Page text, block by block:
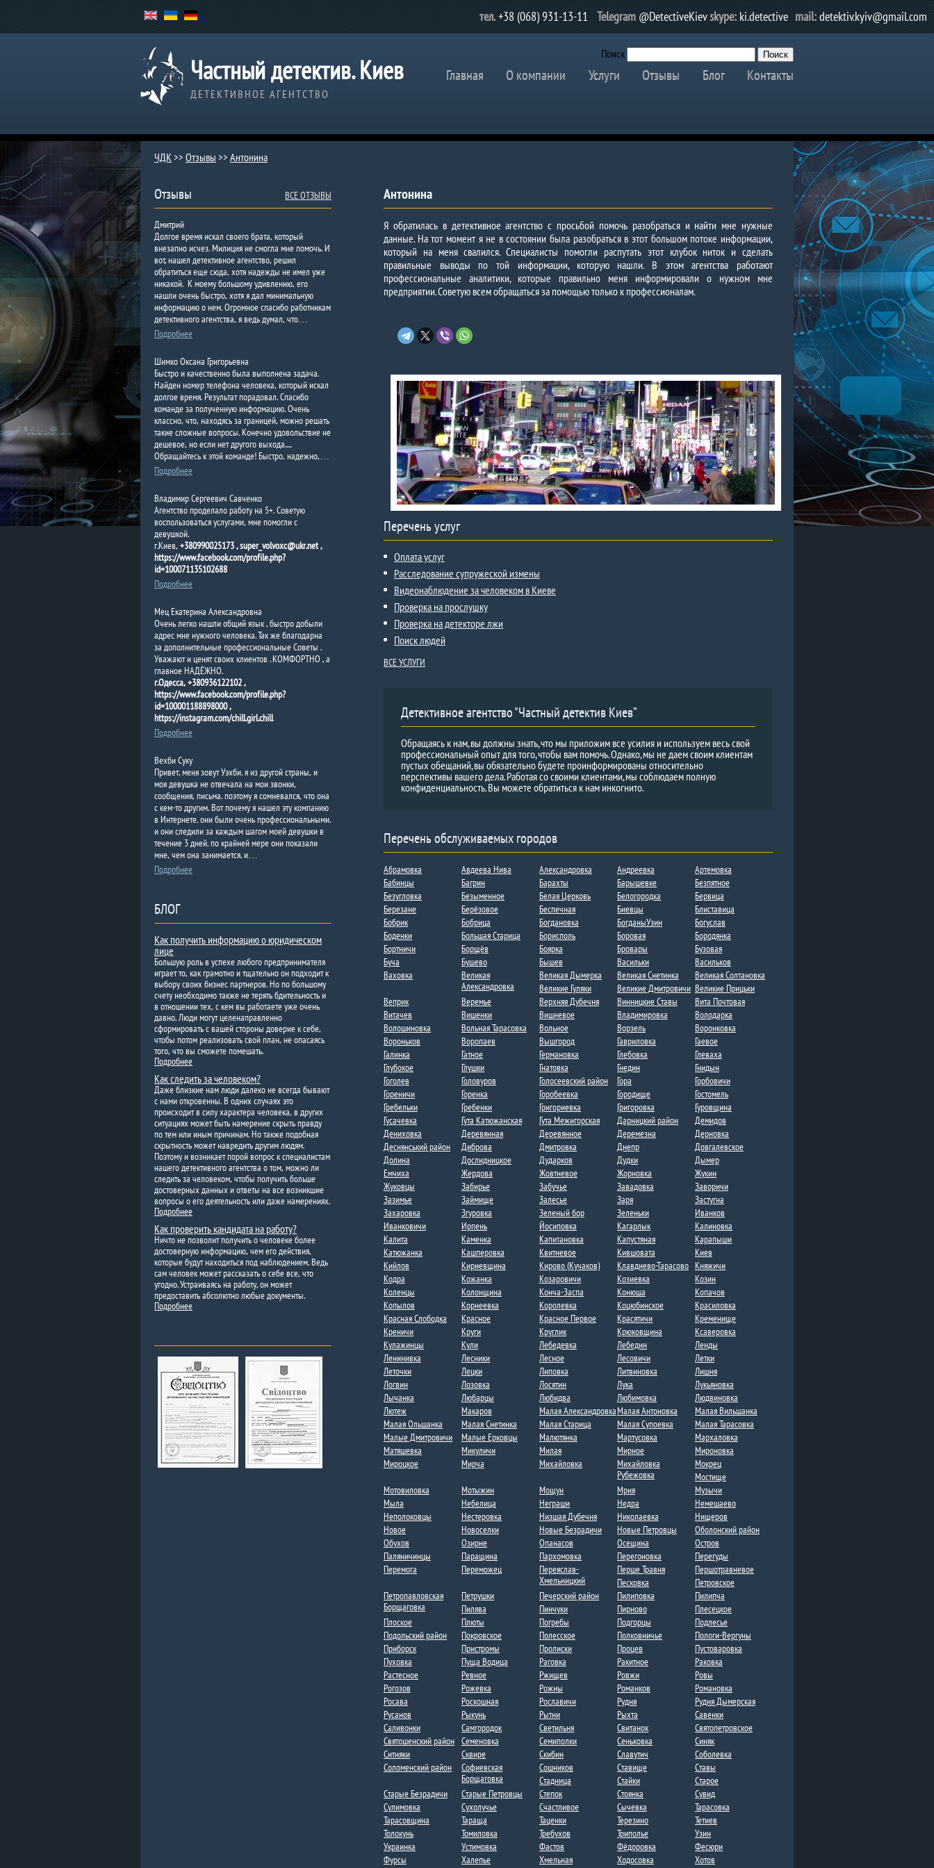
тел.+38 (068) 931-13-11 Telegram@DetectiveKievskype:ki.detective mail:detektiv.kyiv@gmail.com
Частный детектив. Киев
ДЕТЕКТИВНОЕ АГЕНТСТВО
Поиск
Главная О компании Услуги Отзывы Блог Контакты
ЧДК>> Отзывы >> Антонина
Антонина
Я обратилась в детективное агентство с просьбой помочь разобраться и найти мне нужные
данные. На тот момент я не в состоянии была разобраться в этот большом потоке информации,
который на меня свалился. Специалисты помогли распутать этот клубок ниток и сделать
правильные выводы по той информации, которую нашли. В этом агентства работают
профессиональные аналитики, которые правильно меня информировали о нужном мне
предприятии. Советую всем обращаться за помощью только к профессионалам.
Перечень услуг
Оплата услуг
Расследование супружеской измены
Видеонаблюдение за человеком в Киеве
Проверка на прослушку
Проверка на детекторе лжи
Поиск людей
ВСЕ УСЛУГИ
Детективное агентство "Частный детектив Киев”
Обращаясь к нам, вы должны знать, что мы приложим все усилия и используем весь свой
профессиональный опыт для того, чтобы вам помочь. Однако, мы не даем своим клиентам
пустых обещаний, вы обязательно будете проинформированы относительно
перспективы вашего дела. Работая со своими клиентами, мы соблюдаем полную
конфиденциальность. Вы можете обратиться к нам инкогнито.
Перечень обслуживаемых городов
Абрамовка Авдеева Нива Александровка Андреевка
Артемовка
Бабинцы
Багрин Барахты Барышевке
Безпятное
Безугловка
Безыменное Белая Церковь Белогородка
Бервица
Березане
Берёзовое Беспечная Биевцы
Блиставица
Бобрик
Бобрица​​ Богдановка БогданыУзин
Богуслав
Боденки​
Большая Старица Борисполь Боровая
Бородянка
Бортничи
Борщёв Боярка Бровары
Бузовая
Буча
Бушево Бышев Васильки
Васильков
Ваховка​​
Великая
Александровка​
Великая Дымерка Великая Снетинка
Великая Солтановка
Великие Гуляки
Великие Дмитровичи​ Великие Прицьки
Веприк
Веремье Верхняя Дубечня​ Винницкие Ставы
Вита Почтовая
Витачев
Вишенки Вишневое Владимировка​
Володарка
Волошиновка
Вольная Тарасовка Вольное Ворзель
Воронковка​
Вороньков​
Воропаев​ Вышгород Гавриловка
Гаевое
Галинка
Гатное Германовка Глебовка​
Глеваха
Глубокое
Глушки Гнатовка Гнедин
Гнидын
Гоголев
Головуров Голосеевский район Гора
Горбовичи
Гореничи
Горенка Горобеевка Городище
Гостомель
Гребельки
Гребенки Григориевка Григоровка
Гуровщина
Гусачевка
Гута Катюжанская Гута Межигорская​ Дарницкий район
Демидов
Дениховка
Деревянная Деревянное Деремезна​​
Дерновка
Деснянський район
Диброва Дмитровка​ Днепр
Довгалевское
Долина
Дослидницкое Дударков Дудки
Дыме​р
Емчиха
Жердова Жовтневое Жорновка​
Жукин
Жуковцы
Забирье Забучье Завадовка
Заворичи
Зазимье​
Займище Залесье Заря
Застугна​
Захаровка
Згуровка Зеленый бор Зеленьки
Иванков
Иванковичи
Ирпень Йосиповка Кагарлык
Калиновка
Калита
Каменка Капитановка Капустяная
Карапыши
Катюжанка
Кашперовка Квитневое​ Кившовата
Киев
Кийлов
Кириевщина Кирово (Кучаков) Клавдиево-Тарасово Княжичи
Кодра
Кожанка Козаровичи Козиевка
Козин
Коленцы
Колонщина Конча-Заспа Конюша
Копачов
Копылов
Корнеевка Королевка Коцюбинское
Красиловка
Красная Слободка​
Красное Красное Первое​ Красятичи
Кременище
Креничи
Круги Круглик Крюковщина
Ксаверовка
Кулажинцы
Кули Лебедевка​ Лебедин
Ленды​
Ленинивка
Лесники Лесное Лесовичи
Летки​
Леточки
Лецки Липовка Литвиновка​
Лишня
Логвин
Лозовка Лосятин Лука
Лукьяновка
Лычанка​
Любарцы Любидва Любимовка
Людвиновка
Лютеж
Макаров Малая АлександровкаМалая Антоновка
Малая Вильшанка
Малая Ольшанка​
Малая Снетинка Малая Старица Малая Супоевка
Малая Тарасовка
Малые Дмитровичи​
Малые Ерковцы Малютянка Мартусовка
Мархаловка
Матяшевка
Микуличи Милая​ Мирное
Мироновка
Мироцкое
Мирча Михайловка
Михайловка
Рубежовка
Мокрец
Мостище
Мотовиловка
Мотыжин Мощун Мрия
Музычи
Мыла
Небелица Неграши Недра
Немешаево
Неполоковцы
Нестеровка Низшая Дубечня Николаевка
Нищеров
Новое
Новоселки​ Новые Безрадичи Новые Петровцы
Оболонский район
Обухов
Озирне Опанасов Осещина
Остров
Паляничинцы
Паращина Пархомовка Перегоновка
Перегуды
Перемога
Переможец
Переяслав-
Хмельницкий
Перше Травня
Першотравневое​
Песковка
Петровское
Петропавловская
Борщаговка
Петрушки Печерский район Пилиповка
Пилипча
Пилява
Пинчуки Пирново​
Плесецкое
Плоское​
Плюты Погребы​ Подгорцы
Подлесье​
Подольский район
Покровское Полесское Полковничье
Пологи-Вергуны
Приборск
Пристромы Пролиски Процев
Пустоваровка
Пуховка
Пуща Водица Раговка Ракитное
Раковка
Растесное
Ревное Ржищев Ровжи
Ровы
Рогозов
Рожевка Рожны​ Романков
Романовка
Росава
Роскошная Рославичи Рудня
Рудня Дымерская​
Русанов
Рыкунь​ Рытни​ Рыхта
Савенки​
Саливонки
Самгородок Светильня Свитанок
Святопетровское
Святошенский район Семеновка Семиполки Сеньковка
Синяк
Ситняки
Сквире Скибин​​ Славутич
Соболевка​
Соломенский район
Софиевская
Борщаговка
Сошников Ставище
Ставы
Стадница
Стайки
Старое
Старые Безрадичи
Старые Петровцы Степок​ Стоянка
Сувид​
Сулимовка
Сухолучье​ Счастливое Сычевка
Тарасовка
Тарасовщина
Тараща Таценки​ Терезино
Тетиев
Толокунь
Томиловка Требухов Триполье
Узин
Украинка
Устимовка Фастов Фёдоровка
Фесюри
Фурсы
Халепье Хмельная Ходосовка
Хотов
Отзывы ВСЕ ОТЗЫВЫ
Дмитрий
Долгое время искал своего брата, который
внезапно исчез. Милиция не смогла мне помочь. И
вот, нашел детективное агентство, решил
обратиться еще сюда, хотя надежды не имел уже
никакой. К моему большому удивлению, его
нашли очень быстро, хотя я дал минимальную
информацию о нем. Огромное спасибо работникам
детективного агентства, я ведь думал, что…
Подробнее
Шимко Оксана Григорьевна
Быстро и качественно была выполнена задача.
Найден номер телефона человека, который искал
долгое время. Результат порадовал. Спасибо
команде за полученную информацию. Очень
классно, что, находясь за границей, можно решать
такие сложные вопросы. Конечно удовольствие не
дешевое, но если нет другого выхода.....
Обращайтесь к этой команде! Быстро, надежно,…
Подробнее
Владимир Сергеевич Савченко
Агентство проделало работу на 5+. Советую
воспользоваться услугами, мне помогли с
девушкой.
г.Киев, +380990025173 , super_volvoxc@ukr.net ,
https://www.facebook.com/profile.php?
id=100071135102688
Подробнее
Мец Екатерина Александровна
Очень легко нашли общий язык , быстро добыли
адрес мне нужного человека. Так же благодарна
за дополнительные профессиональные Советы .
Уважают и ценят своих клиентов . КОМФОРТНО , а
главное НАДЁЖНО.
г.Одесса, +380936122102 ,
https://www.facebook.com/profile.php?
id=100001188898000 ,
https://instagram.com/chill.girl.chill
Подробнее
Вехби Суку
Привет, меня зовут Уэхби. я из другой страны, и
моя девушка не отвечала на мои звонки,
сообщения, письма. поэтому я сомневался, что она
с кем-то другим. Вот почему я нашел эту компанию
в Интернете. они были очень профессиональными.
и они следили за каждым шагом моей девушки в
течение 3 дней. по крайней мере они показали
мне, чем она занимается. и…
Подробнее
БЛОГ
Как получить информацию о юридическом
лице
Большую роль в успехе любого предпринимателя
играет то, как грамотно и тщательно он подходит к
выбору своих бизнес партнеров. Но по большому
счету необходимо также не терять бдительность и
в отношении тех, с кем вы работаете уже очень
давно. Люди могут целенаправленно
сформировать с вашей стороны доверие к себе,
чтобы потом реализовать свой план, не опасаясь
того, что вы сможете помешать.
Подробнее
Как следить за человеком?
Даже близкие нам люди далеко не всегда бывают
с нами откровенны. В одних случаях это
происходит в силу характера человека, в других
ситуациях может быть намерение скрыть правду
по тем или иным причинам. Но также подобная
скрытность может навредить другим людям.
Поэтому и возникает порой вопрос к специалистам
нашего детективного агентства о том, можно ли
следить за человеком, чтобы получить больше
достоверных данных и ответы на все возникшие
вопросы о его деятельность или даже намерениях.
Подробнее
Как проверить кандидата на работу?
Ничто не позволит получить о человеке более
достоверную информацию, чем его действия,
которые будут находиться под наблюдением. Ведь
сам человек может рассказать о себе все, что
угодно. Устраиваясь на работу, он может
предоставить абсолютно любые документы.
Подробнее